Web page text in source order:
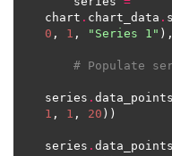
chart . chart_data .
0 , 1 , "Series 1"
# Populate
series . data_points
1 , 1 , 20
series . data_points